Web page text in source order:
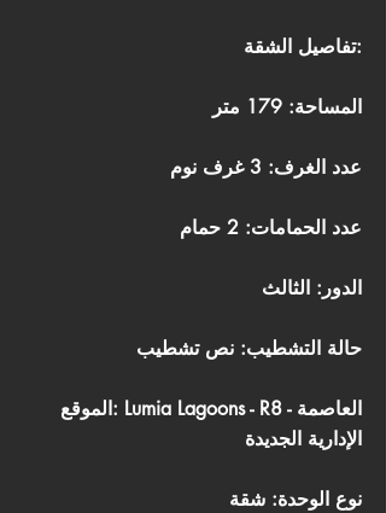
تفاصيل الشقة:
المساحة: 179 متر
عدد الغرف: 3 غرف نوم
عدد الحمامات: 2 حمام
الدور: الثالث
حالة التشطيب: نص تشطيب
الموقع: Lumia Lagoons - R8 - العاصمة
الإدارية الجديدة
نوع الوحدة: شقة